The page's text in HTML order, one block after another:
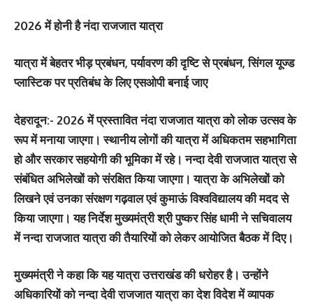
2026 में होनी है नंदा राजजात यात्रा
यात्रा में बेहतर भीड़ प्रबंधन, पर्यावरण की दृष्टि से प्रबंधन, सिंगल यूज्ड
प्लास्टिक पर प्रतिबंध के लिए एसओपी बनाई जाए
देहरादून:- 2026 में प्रस्तावित नंदा राजजात यात्रा को लोक उत्सव के
रूप में मनाया जाएगा। स्थानीय लोगों की यात्रा में अधिकतम सहभागिता
हो और सरकार सहयोगी की भूमिका में रहे। नन्दा देवी राजजात यात्रा से
संबंधित अभिलेखों को संरक्षित किया जाएगा। यात्रा के अभिलेखों को
लिखने एवं उनका संरक्षण गढ़वाल एवं कुमाऊं विश्वविद्यालय की मदद से
किया जाएगा। यह निर्देश मुख्यमंत्री श्री पुष्कर सिंह धामी ने सचिवालय
में नन्दा राजजात यात्रा की तैयारियों को लेकर आयोजित बैठक में दिए।
मुख्यमंत्री ने कहा कि यह यात्रा उत्तराखंड की धरोहर है। उन्होंने
अधिकारियों को नन्दा देवी राजजात यात्रा का देश विदेश में व्यापक